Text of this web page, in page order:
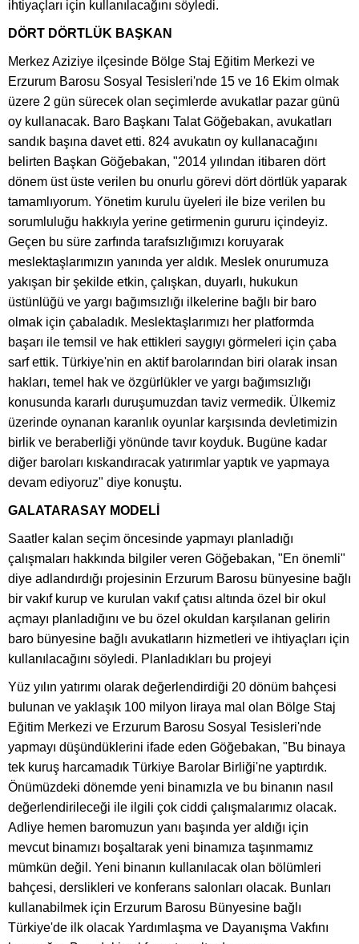
ihtiyaçları için kullanılacağını söyledi.
DÖRT DÖRTLÜK BAŞKAN
Merkez Aziziye ilçesinde Bölge Staj Eğitim Merkezi ve
Erzurum Barosu Sosyal Tesisleri'nde 15 ve 16 Ekim olmak
üzere 2 gün sürecek olan seçimlerde avukatlar pazar günü
oy kullanacak. Baro Başkanı Talat Göğebakan, avukatları
sandık başına davet etti. 824 avukatın oy kullanacağını
belirten Başkan Göğebakan, "2014 yılından itibaren dört
dönem üst üste verilen bu onurlu görevi dört dörtlük yaparak
tamamlıyorum. Yönetim kurulu üyeleri ile bize verilen bu
sorumluluğu hakkıyla yerine getirmenin gururu içindeyiz.
Geçen bu süre zarfında tarafsızlığımızı koruyarak
meslektaşlarımızın yanında yer aldık. Meslek onurumuza
yakışan bir şekilde etkin, çalışkan, duyarlı, hukukun
üstünlüğü ve yargı bağımsızlığı ilkelerine bağlı bir baro
olmak için çabaladık. Meslektaşlarımızı her platformda
başarı ile temsil ve hak ettikleri saygıyı görmeleri için çaba
sarf ettik. Türkiye'nin en aktif barolarından biri olarak insan
hakları, temel hak ve özgürlükler ve yargı bağımsızlığı
konusunda kararlı duruşumuzdan taviz vermedik. Ülkemiz
üzerinde oynanan karanlık oyunlar karşısında devletimizin
birlik ve beraberliği yönünde tavır koyduk. Bugüne kadar
diğer baroları kıskandıracak yatırımlar yaptık ve yapmaya
devam ediyoruz" diye konuştu.
GALATARASAY MODELİ
Saatler kalan seçim öncesinde yapmayı planladığı
çalışmaları hakkında bilgiler veren Göğebakan, "En önemli"
diye adlandırdığı projesinin Erzurum Barosu bünyesine bağlı
bir vakıf kurup ve kurulan vakıf çatısı altında özel bir okul
açmayı planladığını ve bu özel okuldan karşılanan gelirin
baro bünyesine bağlı avukatların hizmetleri ve ihtiyaçları için
kullanılacağını söyledi. Planladıkları bu projeyi
Yüz yılın yatırımı olarak değerlendirdiği 20 dönüm bahçesi
bulunan ve yaklaşık 100 milyon liraya mal olan Bölge Staj
Eğitim Merkezi ve Erzurum Barosu Sosyal Tesisleri'nde
yapmayı düşündüklerini ifade eden Göğebakan, "Bu binaya
tek kuruş harcamadık Türkiye Barolar Birliği'ne yaptırdık.
Önümüzdeki dönemde yeni binamızla ve bu binanın nasıl
değerlendirileceği ile ilgili çok ciddi çalışmalarımız olacak.
Adliye hemen baromuzun yanı başında yer aldığı için
mevcut binamızı boşaltarak yeni binamıza taşınmamız
mümkün değil. Yeni binanın kullanılacak olan bölümleri
bahçesi, derslikleri ve konferans salonları olacak. Bunları
kullanabilmek için Erzurum Barosu Bünyesine bağlı
Türkiye'de ilk olacak Yardımlaşma ve Dayanışma Vakfını